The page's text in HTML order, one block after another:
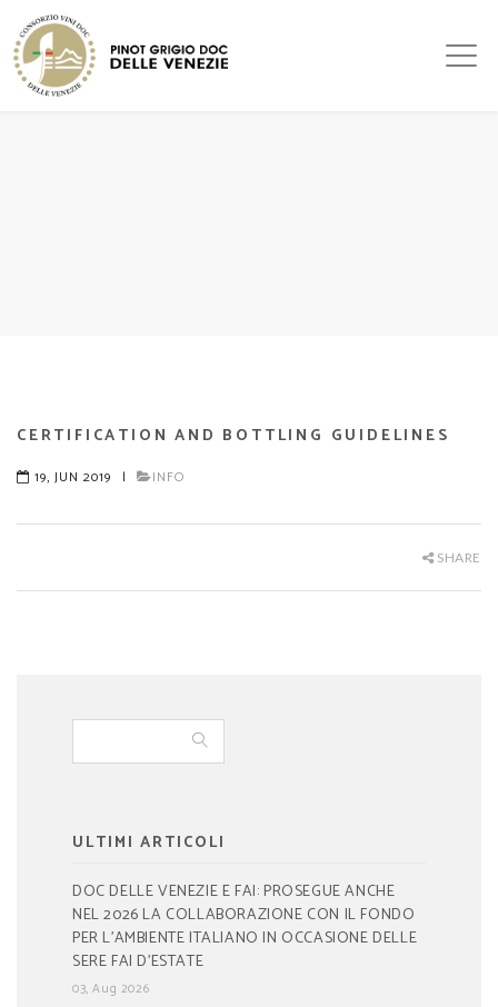
CERTIFICATION AND BOTTLING GUIDELINES
19, JUN 2019 | INFO
SHARE
ULTIMI ARTICOLI
DOC DELLE VENEZIE E FAI: PROSEGUE ANCHE
NEL 2026 LA COLLABORAZIONE CON IL FONDO
PER L’AMBIENTE ITALIANO IN OCCASIONE DELLE
SERE FAI D’ESTATE
03, Aug 2026